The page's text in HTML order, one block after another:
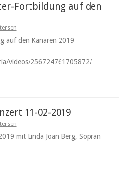
Fortbildung auf den
auf den Kanaren 2019
videos/256724761705872/
11-02-2019
mit Linda Joan Berg, Sopran